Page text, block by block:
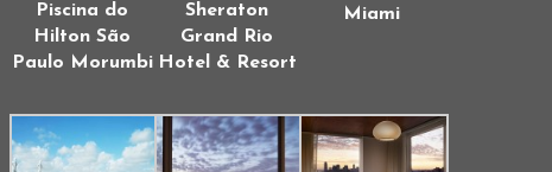
Piscina do
Hilton São
Paulo Morumbi
Sheraton
Grand Rio
Hotel & Resort
Miami